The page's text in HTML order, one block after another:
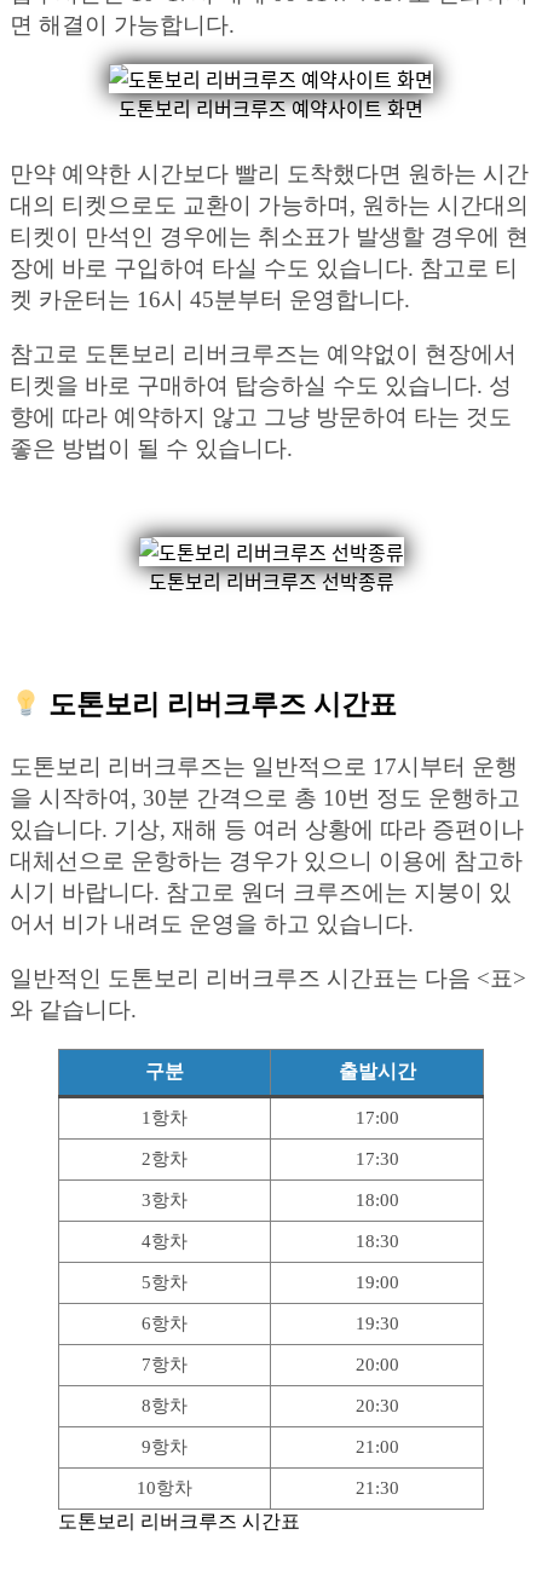
면 해결이 가능합니다.
도톤보리 리버크루즈 예약사이트 화면
만약 예약한 시간보다 빨리 도착했다면 원하는 시간
대의 티켓으로도 교환이 가능하며, 원하는 시간대의
티켓이 만석인 경우에는 취소표가 발생할 경우에 현
장에 바로 구입하여 타실 수도 있습니다. 참고로 티
켓 카운터는 16시 45분부터 운영합니다.
참고로 도톤보리 리버크루즈는 예약없이 현장에서
티켓을 바로 구매하여 탑승하실 수도 있습니다. 성
향에 따라 예약하지 않고 그냥 방문하여 타는 것도
좋은 방법이 될 수 있습니다.
도톤보리 리버크루즈 선박종류
도톤보리 리버크루즈 시간표
도톤보리 리버크루즈는 일반적으로 17시부터 운행
을 시작하여, 30분 간격으로 총 10번 정도 운행하고
있습니다. 기상, 재해 등 여러 상황에 따라 증편이나
대체선으로 운항하는 경우가 있으니 이용에 참고하
시기 바랍니다. 참고로 원더 크루즈에는 지붕이 있
어서 비가 내려도 운영을 하고 있습니다.
일반적인 도톤보리 리버크루즈 시간표는 다음 <표>
와 같습니다.
구분 출발시간
1항차 17:00
2항차 17:30
3항차 18:00
4항차 18:30
5항차 19:00
6항차 19:30
7항차 20:00
8항차 20:30
9항차 21:00
10항차 21:30
도톤보리 리버크루즈 시간표